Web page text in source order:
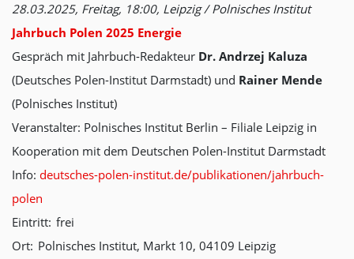
28.03.2025, Freitag, 18:00, Leipzig / Polnisches Institut
Jahrbuch Polen 2025 Energie
Gespräch mit Jahrbuch-Redakteur Dr. Andrzej Kaluza
(Deutsches Polen-Institut Darmstadt) und Rainer Mende
(Polnisches Institut)
Veranstalter: Polnisches Institut Berlin – Filiale Leipzig in
Kooperation mit dem Deutschen Polen-Institut Darmstadt
Info: deutsches-polen-institut.de/publikationen/jahrbuch-
polen
Eintritt: frei
Ort: Polnisches Institut, Markt 10, 04109 Leipzig